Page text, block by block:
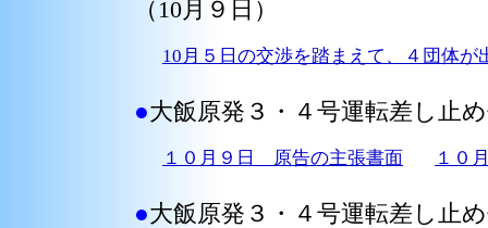
（10月９日）
10月５日の交渉を踏まえて、４団体が
●大飯原発３・４号運転差し止
１０月９日 原告の主張書面 １０
●大飯原発３・４号運転差し止